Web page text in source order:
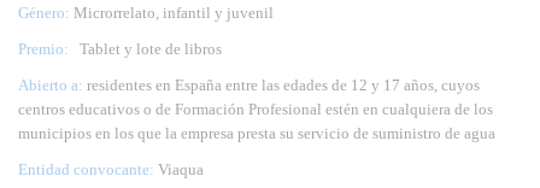
Género: Microrrelato, infantil y juvenil
Premio:
Tablet y lote de libros
Abierto a: residentes en España entre las edades de 12 y 17 años, cuyos
centros educativos o de Formación Profesional estén en cualquiera de los
municipios en los que la empresa presta su servicio de suministro de agua
Entidad convocante: Viaqua